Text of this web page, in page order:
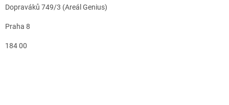
Dopraváků 749/3 (Areál Genius)
Praha 8
184 00